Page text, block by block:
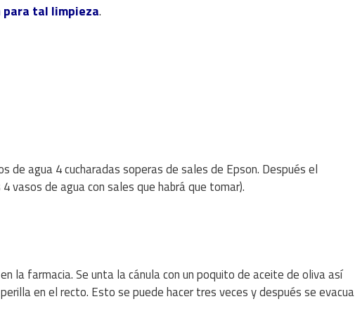
para tal limpieza.
de agua 4 cucharadas soperas de sales de Epson. Después el
vasos de agua con sales que habrá que tomar).
la farmacia. Se unta la cánula con un poquito de aceite de oliva así
en el recto. Esto se puede hacer tres veces y después se evacua